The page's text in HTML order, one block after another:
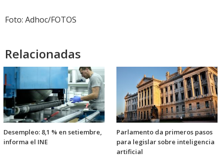
Foto: Adhoc/FOTOS
Relacionadas
Desempleo: 8,1 % en setiembre,
informa el INE
Parlamento da primeros pasos
para legislar sobre inteligencia
artificial